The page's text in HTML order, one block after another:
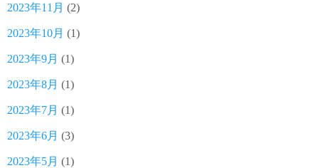
2023年11月 (2)
2023年10月 (1)
2023年9月 (1)
2023年8月 (1)
2023年7月 (1)
2023年6月 (3)
2023年5月 (1)